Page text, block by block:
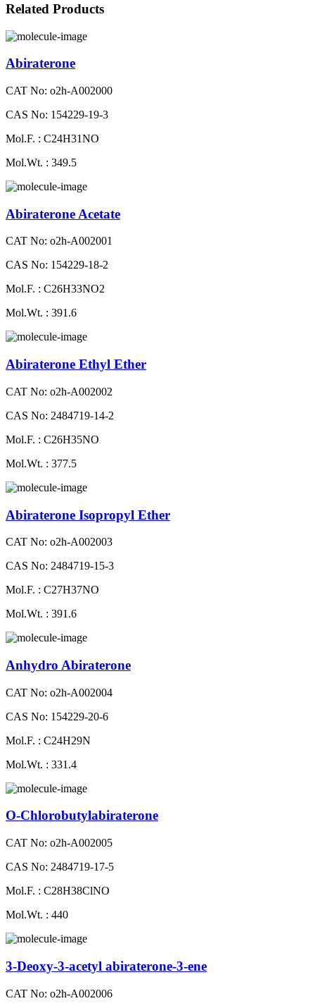
Related Products
Abiraterone
CAT No: o2h-A002000
CAS No: 154229-19-3
Mol.F. : C24H31NO
Mol.Wt. : 349.5
Abiraterone Acetate
CAT No: o2h-A002001
CAS No: 154229-18-2
Mol.F. : C26H33NO2
Mol.Wt. : 391.6
Abiraterone Ethyl Ether
CAT No: o2h-A002002
CAS No: 2484719-14-2
Mol.F. : C26H35NO
Mol.Wt. : 377.5
Abiraterone Isopropyl Ether
CAT No: o2h-A002003
CAS No: 2484719-15-3
Mol.F. : C27H37NO
Mol.Wt. : 391.6
Anhydro Abiraterone
CAT No: o2h-A002004
CAS No: 154229-20-6
Mol.F. : C24H29N
Mol.Wt. : 331.4
O-Chlorobutylabiraterone
CAT No: o2h-A002005
CAS No: 2484719-17-5
Mol.F. : C28H38ClNO
Mol.Wt. : 440
3-Deoxy-3-acetyl abiraterone-3-ene
CAT No: o2h-A002006